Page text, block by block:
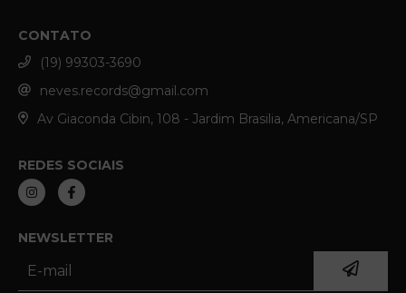
CONTATO
(19) 99303-3690
neves.records@gmail.com
Av Giaconda Cibin, 108 - Jardim Brasilia, Americana/SP
REDES SOCIAIS
NEWSLETTER